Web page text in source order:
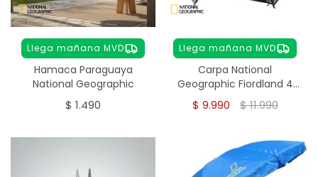
Llega mañana MVD
Hamaca Paraguaya
National Geographic
$ 1.490
Llega mañana MVD
Carpa National
Geographic Fiordland 4
Personas – Autoarmable
$ 9.990 $11.990